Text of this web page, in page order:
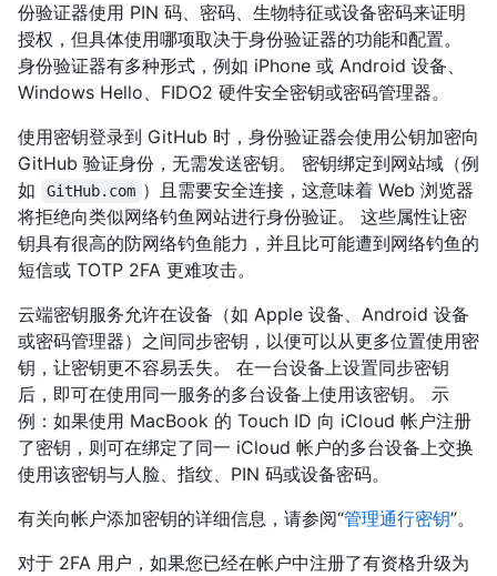
份验证器使用 PIN 码、密码、生物特征或设备密码来证明
授权，但具体使用哪项取决于身份验证器的功能和配置。
身份验证器有多种形式，例如 iPhone 或 Android 设备、
Windows Hello、FIDO2 硬件安全密钥或密码管理器。
使用密钥登录到 GitHub 时，身份验证器会使用公钥加密向
GitHub 验证身份，无需发送密钥。 密钥绑定到网站域（例
如
GitHub.com ）且需要安全连接，这意味着 Web 浏览器
将拒绝向类似网络钓鱼网站进行身份验证。 这些属性让密
钥具有很高的防网络钓鱼能力，并且比可能遭到网络钓鱼的
短信或 TOTP 2FA 更难攻击。
云端密钥服务允许在设备（如 Apple 设备、Android 设备
或密码管理器）之间同步密钥，以便可以从更多位置使用密
钥，让密钥更不容易丢失。 在一台设备上设置同步密钥
后，即可在使用同一服务的多台设备上使用该密钥。 示
例：如果使用 MacBook 的 Touch ID 向 iCloud 帐户注册
了密钥，则可在绑定了同一 iCloud 帐户的多台设备上交换
使用该密钥与人脸、指纹、PIN 码或设备密码。
有关向帐户添加密钥的详细信息，请参阅“管理通行密钥”。
对于 2FA 用户，如果您已经在帐户中注册了有资格升级为